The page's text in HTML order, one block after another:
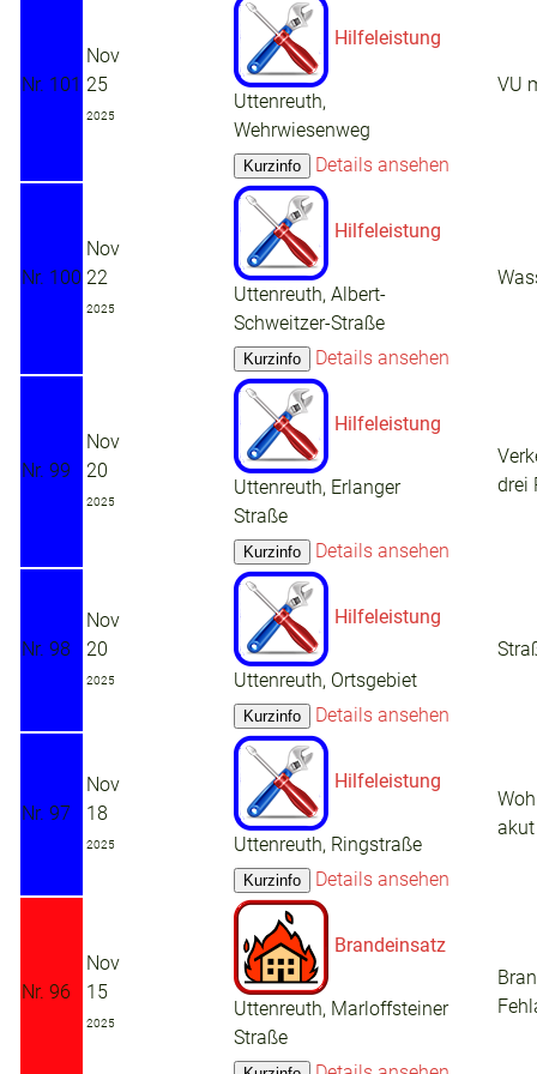
Nr. 101
Nov
25
2025
Hilfeleistung
Uttenreuth,
Wehrwiesenweg
Details ansehen
VU
Nr. 100
Nov
22
2025
Hilfeleistung
Uttenreuth, Albert-
Schweitzer-Straße
Details ansehen
Nr. 99
Nov
20
2025
Hilfeleistung
Uttenreuth, Erlanger
Straße
Details ansehen
drei
Nr. 98
Nov
20
2025
Hilfeleistung
Uttenreuth, Ortsgebiet
Details ansehen
Nr. 97
Nov
18
2025
Hilfeleistung
Uttenreuth, Ringstraße
Details ansehen
akut
Nr. 96
Nov
15
2025
Brandeinsatz
Uttenreuth, Marloffsteiner
Straße